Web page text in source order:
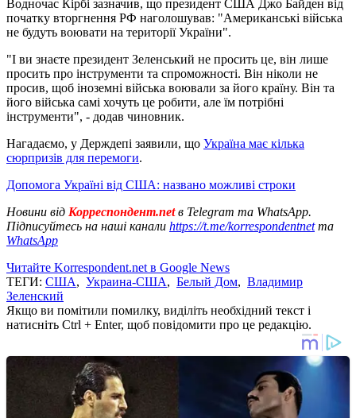
Водночас Кірбі зазначив, що президент США Джо Байден від
початку вторгнення РФ наголошував: "Американські війська
не будуть воювати на території України".
"І ви знаєте президент Зеленський не просить це, він лише
просить про інструменти та спроможності. Він ніколи не
просив, щоб іноземні війська воювали за його країну. Він та
його війська самі хочуть це робити, але їм потрібні
інструменти", - додав чиновник.
Нагадаємо, у Держдепі заявили, що Україна має кілька
сюрпризів для перемоги.
Допомога Україні від США: названо можливі строки
Новини від Корреспондент.netв Telegram та WhatsApp.
Підписуйтесь на наші канали https://t.me/korrespondentnetта
WhatsApp
Читайте Korrespondent.net в Google News
ТЕГИ: США, Украина-США, Белый Дом, Владимир
Зеленский
Якщо ви помітили помилку, виділіть необхідний текст і
натисніть Ctrl + Enter, щоб повідомити про це редакцію.